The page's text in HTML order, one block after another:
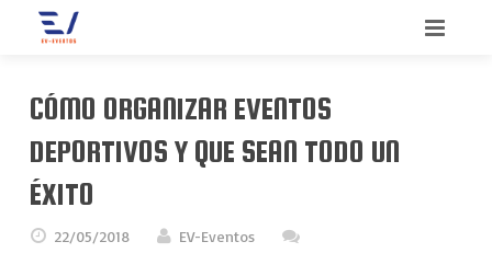
SERVICIOS
CONGRESOS
QUIENES SOMOS
CÓMO ORGANIZAR EVENTOS
DEPORTIVOS Y QUE SEAN TODO UN
ÉXITO
22/05/2018 EV-Eventos